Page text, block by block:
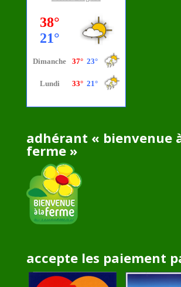
adhérant « bienvenue
ferme »
accepte les paiement